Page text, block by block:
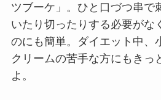
ツブーケ」。ひと口づつ串で
いたり切ったりする必要がな
のにも簡単。ダイエット中、
クリームの苦手な方にもきっ
よ。